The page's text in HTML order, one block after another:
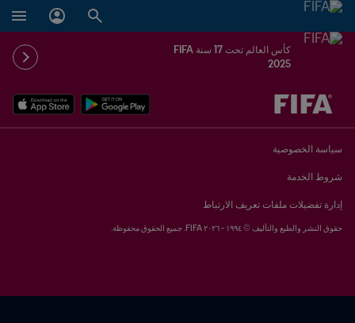
كأس العالم تحت 17 سنة FIFA
2025
يُحدَّد لاحقاً ضد يُحدَّد لاحقاً
سياسة الخصوصية
شروط الخدمة
إدارة تفضيلات ملفات تعريف الارتباط
حقوق النشر والطبع والتأليف © ١٩٩٤ - ٢٠٢٦ FIFA. جميع الحقوق محفوظة.